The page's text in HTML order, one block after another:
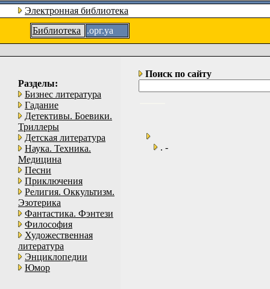
Электронная библиотека
Библиотека
.орг.уа
Разделы:
Бизнес литература
Гадание
Детективы. Боевики.
Триллеры
Детская литература
Наука. Техника.
Медицина
Песни
Приключения
Религия. Оккультизм.
Эзотерика
Фантастика. Фэнтези
Философия
Художественная
литература
Энциклопедии
Юмор
Поиск по сайту
. -